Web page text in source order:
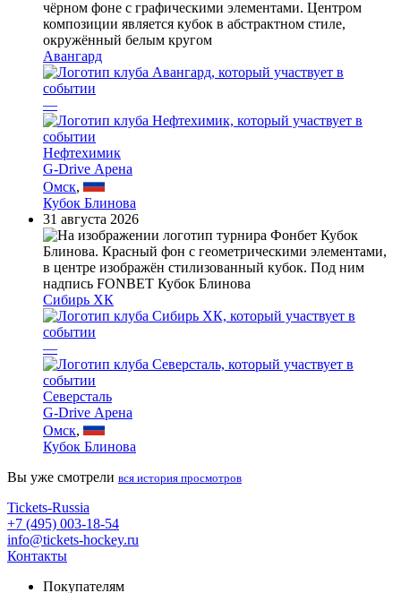
Авангард
—
Нефтехимик
G-Drive Арена
Омск,
Кубок Блинова
31 августа 2026
Сибирь ХК
—
Северсталь
G-Drive Арена
Омск,
Кубок Блинова
Вы уже смотрели вся история просмотров
Tickets-Russia
+7 (495) 003-18-54
info@tickets-hockey.ru
Контакты
Покупателям